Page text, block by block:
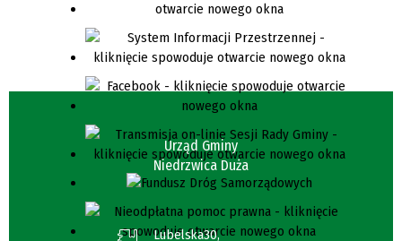
Urząd Gminy
Niedrzwica Duża
Lubelska30,